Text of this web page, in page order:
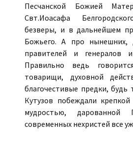
Песчанской Божией
Свт.Иоасафа
безверы, и в дальнейшем
Божьего. А про нынешних,
правителей и генералов
Правильно ведь
товарищи, духовной
благочестивые предки, будь
Кутузов побеждали
мудростью,
современных нехристей все